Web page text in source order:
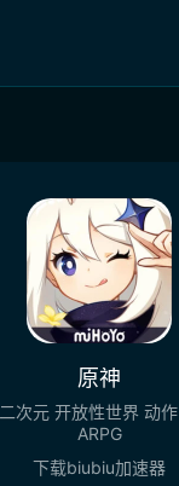
原神
二次元 开放性世界 动作
ARPG
下载biubiu加速器